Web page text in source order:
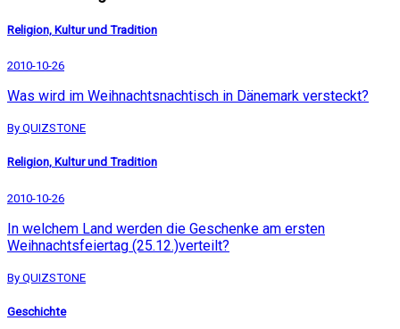
Religion, Kultur und Tradition
2010-10-26
Was wird im Weihnachtsnachtisch in Dänemark versteckt?
By QUIZSTONE
Religion, Kultur und Tradition
2010-10-26
In welchem Land werden die Geschenke am ersten
Weihnachtsfeiertag (25.12.)verteilt?
By QUIZSTONE
Geschichte